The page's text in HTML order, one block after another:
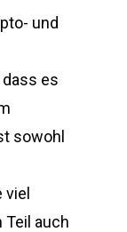
und
es
sowohl
Teil auch